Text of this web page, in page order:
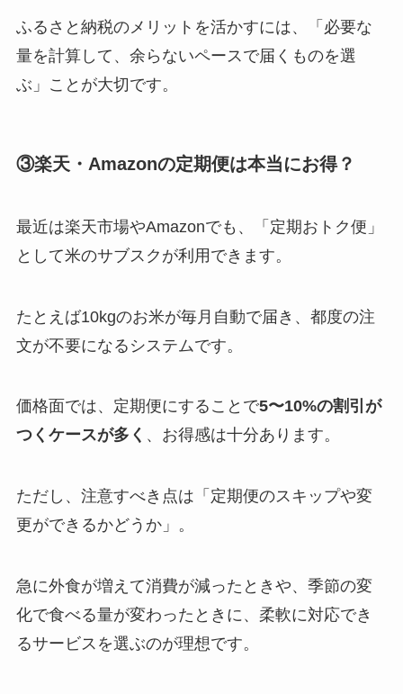
ふるさと納税のメリットを活かすには、「必要な
量を計算して、余らないペースで届くものを選
ぶ」ことが大切です。
③楽天・Amazonの定期便は本当にお得？
最近は楽天市場やAmazonでも、「定期おトク便」
として米のサブスクが利用できます。
たとえば10kgのお米が毎月自動で届き、都度の注
文が不要になるシステムです。
価格面では、定期便にすることで5〜10%の割引が
つくケースが多く 、お得感は十分あります。
ただし、注意すべき点は「定期便のスキップや変
更ができるかどうか」。
急に外食が増えて消費が減ったときや、季節の変
化で食べる量が変わったときに、柔軟に対応でき
るサービスを選ぶのが理想です。